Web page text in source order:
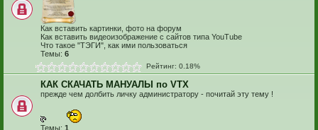
Как вставить картинки, фото на форум
Как вставить видеоизображение с сайтов типа YouTube
Что такое "ТЭГИ", как ими пользоваться
Темы: 6
Рейтинг: 0.18%
КАК СКАЧАТЬ МАНУАЛЫ по VTX
прежде чем долбить личку администратору - почитай эту тему !
Темы: 1